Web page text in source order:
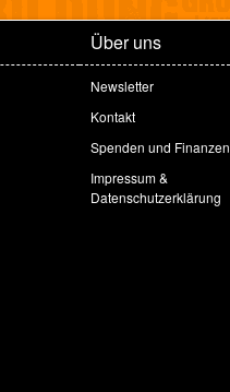
Über uns
Newsletter
Kontakt
Spenden und Finanzen
Impressum &
Datenschutzerklärung